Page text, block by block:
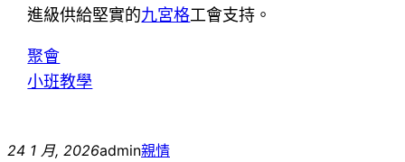
進級供給堅實的九宮格工會支持。
聚會
小班教學
24 1 月, 2026admin親情